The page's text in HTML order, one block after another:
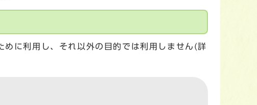
に利用し、それ以外の目的では利用しません(詳